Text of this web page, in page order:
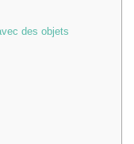
des objets